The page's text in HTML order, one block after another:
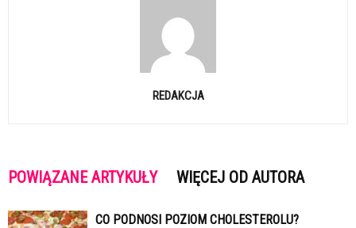
REDAKCJA
POWIĄZANE ARTYKUŁY WIĘCEJ OD AUTORA
CO PODNOSI POZIOM CHOLESTEROLU?